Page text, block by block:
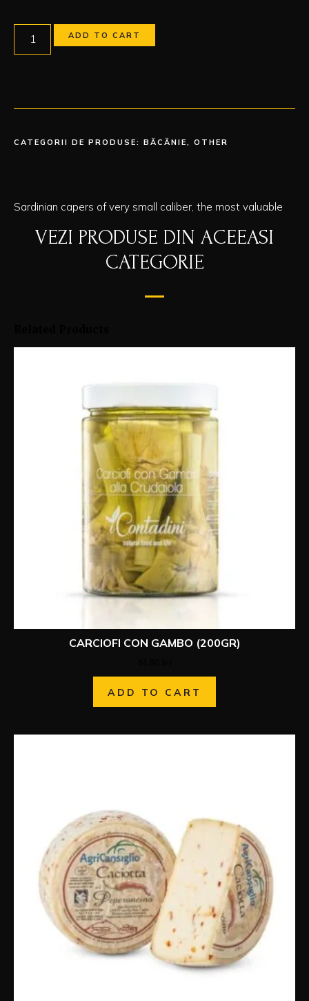
ADD TO CART
CATEGORII DE PRODUSE: BĂCĂNIE, OTHER
Sardinian capers of very small caliber, the most valuable
VEZI PRODUSE DIN ACEEASI
CATEGORIE
CARCIOFI CON GAMBO (200GR)
ADD TO CART